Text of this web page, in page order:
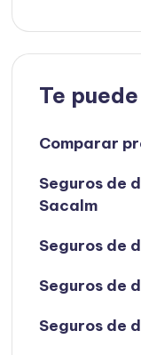
Te
Comparar
Seguros de
Sacalm
Seguros de
Seguros de
Seguros de